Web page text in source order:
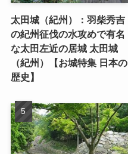
太田城（紀州）：羽柴秀吉
の紀州征伐の水攻めで有名
な太田左近の居城 太田城
（紀州）【お城特集 日本の
歴史】